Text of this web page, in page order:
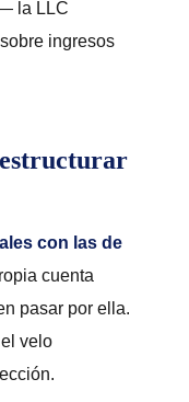
la LLC
ingresos
con las de
cuenta
pasar por ella.
velo